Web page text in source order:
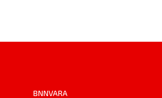
BNNVARA